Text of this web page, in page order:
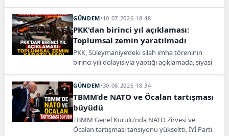
olduğunu söyledi.
GÜNDEM•10.07.2026 18:48
PKK'dan birinci yıl açıklaması:
Toplumsal zemin yaratılmadı
PKK, Süleymaniye’deki silah imha töreninin
birinci yılı dolayısıyla yaptığı açıklamada, siyasi
GÜNDEM•30.06.2026 18:34
TBMM’de NATO ve Öcalan tartışması
büyüdü
TBMM Genel Kurulu’nda NATO Zirvesi ve
Öcalan tartışması tansiyonu yükseltti. İYİ Parti